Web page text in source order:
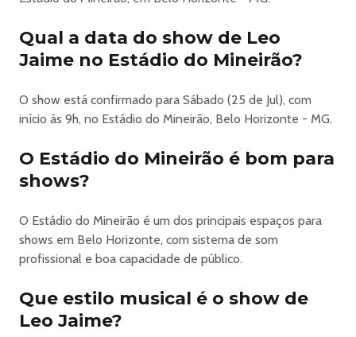
LOBOS ( LEGIAO URBANA) com ANDRÉ
FRATESCHIBLITZSAMUEL ROSANANDO REISLEO JAIME
e SUPLA (Camarote Secreto)
Na sua 6ª edição, o Prime Rock BH já não é só um festival.
Seis edições.
Uma história gigante.
É pra cantar junto.
É pra sentir na pele.
Prepara o coração. ❤️
No ano da Copa,
o Prime Rock é HEXA. 🤘 🇧🇷
Siga o @primerockbrasil.bh no Instagram! Clique aqui
: : SETORES : :
Qual a data do show de Leo
Jaime no Estádio do Mineirão?
O show está confirmado para Sábado (25 de Jul), com
início às 9h, no Estádio do Mineirão, Belo Horizonte - MG.
O Estádio do Mineirão é bom para
shows?
O Estádio do Mineirão é um dos principais espaços para
shows em Belo Horizonte, com sistema de som
profissional e boa capacidade de público.
Que estilo musical é o show de
Leo Jaime?